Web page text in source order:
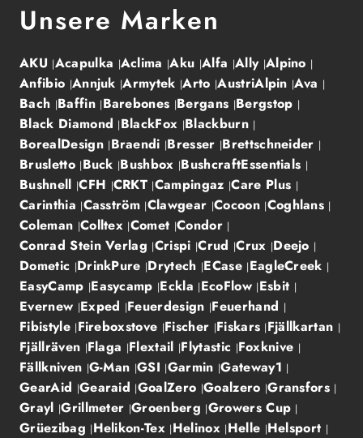
Unsere Marken
AKU Acapulka Aclima Aku Alfa Ally Alpino
Anfibio Annjuk Armytek Arto AustriAlpin Ava
Bach Baffin Barebones Bergans Bergstop
Black Diamond BlackFox Blackburn
BorealDesign Braendi Bresser Brettschneider
Brusletto Buck Bushbox BushcraftEssentials
Bushnell CFH CRKT Campingaz Care Plus
Carinthia Casström Clawgear Cocoon Coghlans
Coleman Colltex Comet Condor
Conrad Stein Verlag Crispi Crud Crux Deejo
Dometic DrinkPure Drytech ECase EagleCreek
EasyCamp Easycamp Eckla EcoFlow Esbit
Evernew Exped Feuerdesign Feuerhand
Fibistyle Fireboxstove Fischer Fiskars Fjällkartan
Fjällräven Flaga Flextail Flytastic Foxknive
Fällkniven G-Man GSI Garmin Gateway1
GearAid Gearaid GoalZero Goalzero Gransfors
Grayl Grillmeter Groenberg Growers Cup
Grüezibag Helikon-Tex Helinox Helle Helsport